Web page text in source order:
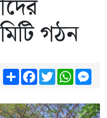
গঠন
ShareFacebook
TwitterWhatsApp